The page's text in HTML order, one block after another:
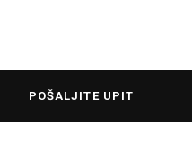
POŠALJITE UPIT